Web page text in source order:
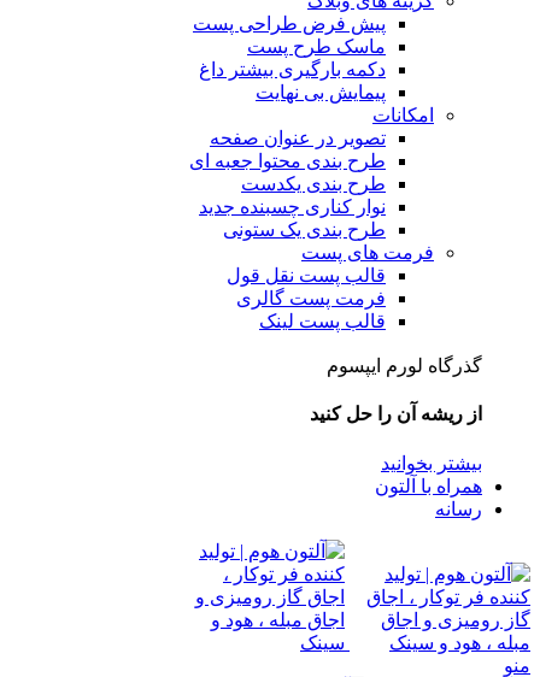
پیش فرض طراحی پست
ماسک طرح پست
دکمه بارگیری بیشتر داغ
پیمایش بی نهایت
امکانات
تصویر در عنوان صفحه
طرح بندی محتوا جعبه ای
طرح بندی یکدست
نوار کناری چسبنده جدید
طرح بندی یک ستونی
فرمت های پست
قالب پست نقل قول
فرمت پست گالری
قالب پست لینک
گذرگاه لورم ایپسوم
از ریشه آن را حل کنید
بیشتر بخوانید
همراه با آلتون
رسانه
منو